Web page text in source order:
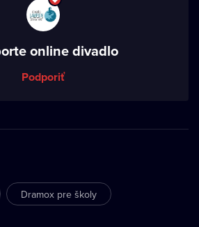
online divadlo
Podporiť
Dramox pre školy